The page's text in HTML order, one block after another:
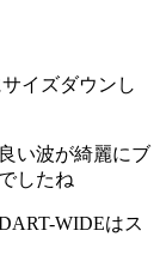
イズダウンし
い波が綺麗にブ
したね
WIDEはス